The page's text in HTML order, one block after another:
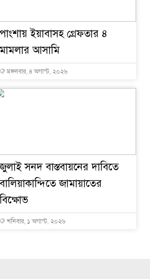
পাংশায় ইয়াবাসহ গ্রেফতার ৪
মামলার আসামি
মঙ্গলবার, ৪ অগাস্ট, ২০২৬
জুলাই সনদ বাস্তবায়নের দাবিতে
বালিয়াকান্দিতে জামায়াতের
বিক্ষোভ
শনিবার, ১ অগাস্ট, ২০২৬